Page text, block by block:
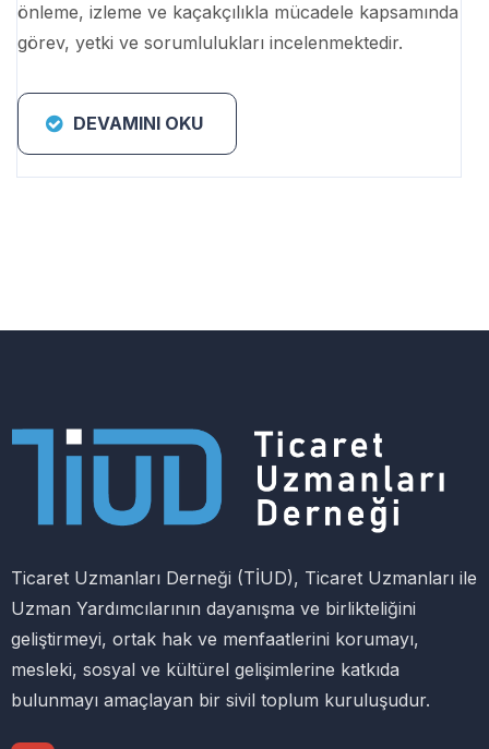
önleme, izleme ve kaçakçılıkla mücadele kapsamında
görev, yetki ve sorumlulukları incelenmektedir.
DEVAMINI OKU
Ticaret Uzmanları Derneği (TİUD), Ticaret Uzmanları ile
Uzman Yardımcılarının dayanışma ve birlikteliğini
geliştirmeyi, ortak hak ve menfaatlerini korumayı,
mesleki, sosyal ve kültürel gelişimlerine katkıda
bulunmayı amaçlayan bir sivil toplum kuruluşudur.